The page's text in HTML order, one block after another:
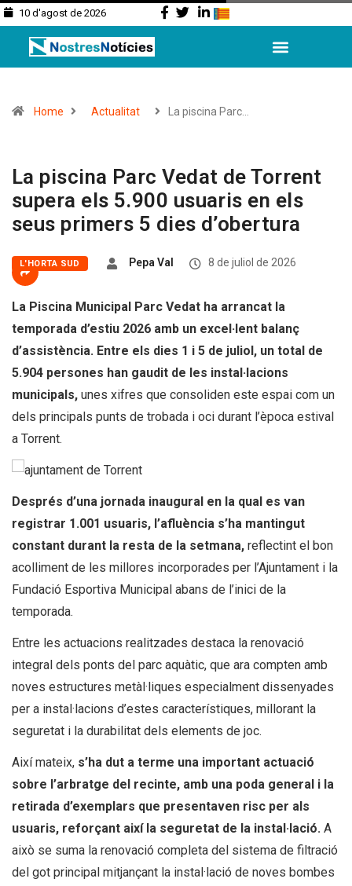
10 d'agost de 2026
Home Actualitat La piscina Parc…
La piscina Parc Vedat de Torrent
supera els 5.900 usuaris en els
seus primers 5 dies d’obertura
L'HORTA SUD Pepa Val 8 de juliol de 2026
La Piscina Municipal Parc Vedat ha arrancat la
temporada d’estiu 2026 amb un excel·lent balanç
d’assistència. Entre els dies 1 i 5 de juliol, un total de
5.904 persones han gaudit de les instal·lacions
municipals, unes xifres que consoliden este espai com un
dels principals punts de trobada i oci durant l’època estival
a Torrent.
Després d’una jornada inaugural en la qual es van
registrar 1.001 usuaris, l’afluència s’ha mantingut
constant durant la resta de la setmana, reflectint el bon
acolliment de les millores incorporades per l’Ajuntament i la
Fundació Esportiva Municipal abans de l’inici de la
temporada.
Entre les actuacions realitzades destaca la renovació
integral dels ponts del parc aquàtic, que ara compten amb
noves estructures metàl·liques especialment dissenyades
per a instal·lacions d’estes característiques, millorant la
seguretat i la durabilitat dels elements de joc.
Així mateix, s’ha dut a terme una important actuació
sobre l’arbratge del recinte, amb una poda general i la
retirada d’exemplars que presentaven risc per als
usuaris, reforçant així la seguretat de la instal·lació. A
això se suma la renovació completa del sistema de filtració
del got principal mitjançant la instal·lació de noves bombes